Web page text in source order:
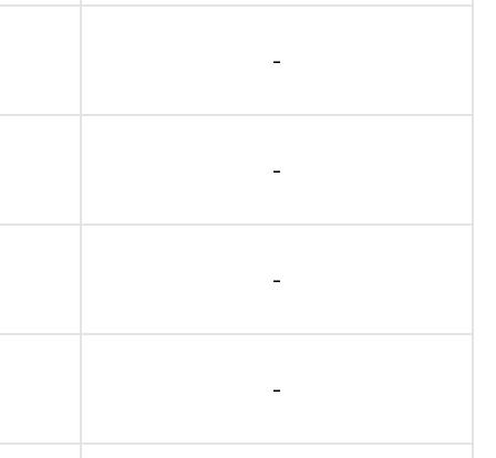
-
-
-
-